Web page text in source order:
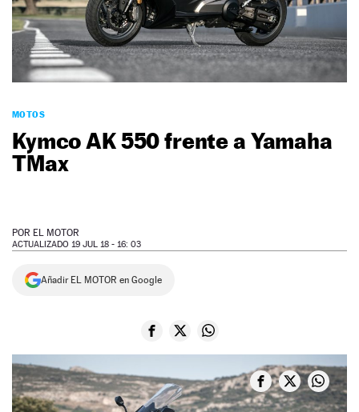
NEWSLETTER
SÍGUENOS
MOTOS
Kymco AK 550 frente a Yamaha
TMax
POR EL MOTOR
ACTUALIZADO 19 JUL 18 - 16: 03
Añadir EL MOTOR en Google